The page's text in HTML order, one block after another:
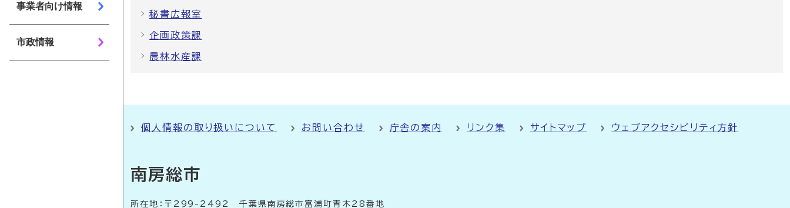
事業者向け情報
市政情報
秘書広報室
企画政策課
農林水産課
個人情報の取り扱いについて お問い合わせ 庁舎の案内 リンク集 サイトマップ ウェブアクセシビリティ方針
南房総市
所在地：〒299-2492 千葉県南房総市富浦町青木28番地